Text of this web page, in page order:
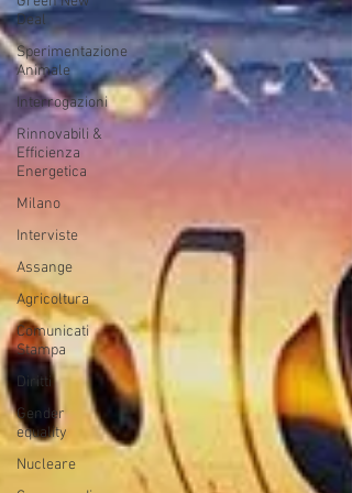
Deal
Sperimentazione
Animale
Interrogazioni
Rinnovabili &
Efficienza
Energetica
Milano
Interviste
Assange
Agricoltura
Comunicati
Stampa
Diritti
Gender
equality
Nucleare